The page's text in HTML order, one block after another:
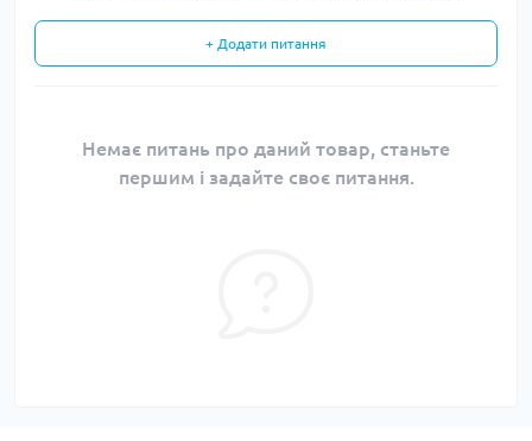
+ Додати питання
Немає питань про даний товар, станьте
першим і задайте своє питання.